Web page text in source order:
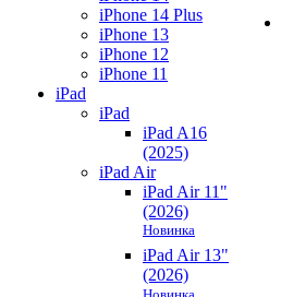
iPhone 14 Plus
iPhone 13
iPhone 12
iPhone 11
iPad
iPad
iPad A16
(2025)
iPad Air
iPad Air 11"
(2026)
Новинка
iPad Air 13"
(2026)
Новинка